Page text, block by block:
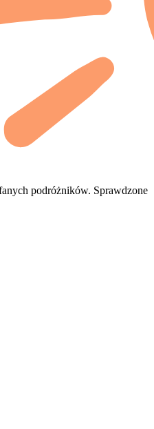
podróżników. Sprawdzone